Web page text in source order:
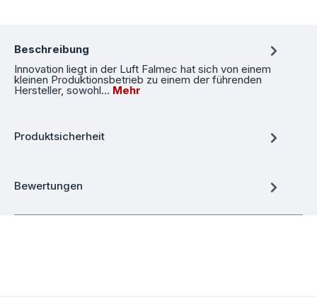
Beschreibung
Innovation liegt in der Luft Falmec hat sich von einem
kleinen Produktionsbetrieb zu einem der führenden
Hersteller, sowohl… Mehr
Produktsicherheit
Bewertungen